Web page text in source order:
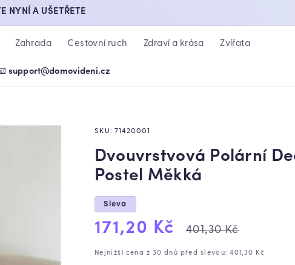
NYNÍ A UŠETŘETE
Zahrada Cestovní ruch Zdraví a krása Zvířata
support@domovideni.cz
SKU: 71420001
Dvouvrstvová Polární
Postel Měkká
Sleva
Výprodejová
cena
171,20 Kč
Běžná
cena
401,30 Kč
Nejnižší cena z 30 dnů před slevou: 401,30 Kč